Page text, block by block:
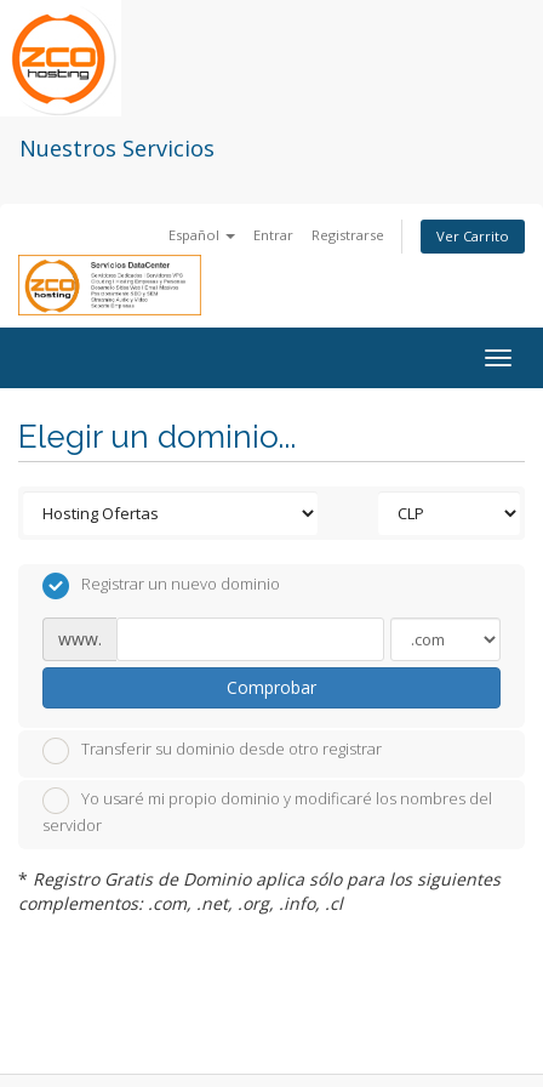
Nuestros Servicios
Español Entrar Registrarse Ver Carrito
Elegir un dominio...
Registrar un nuevo dominio
www.
Comprobar
Transferir su dominio desde otro registrar
Yo usaré mi propio dominio y modificaré los nombres del
servidor
* Registro Gratis de Dominio aplica sólo para los siguientes
complementos: .com, .net, .org, .info, .cl